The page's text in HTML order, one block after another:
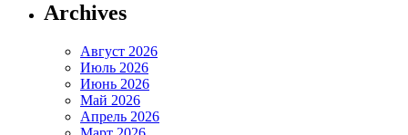
Archives
Август 2026
Июль 2026
Июнь 2026
Май 2026
Апрель 2026